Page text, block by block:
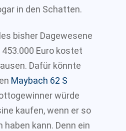
in den Schatten.
bisher Dagewesene
Euro kostet
Dafür könnte
Maybach 62 S
würde
kaufen, wenn er so
kann. Denn ein